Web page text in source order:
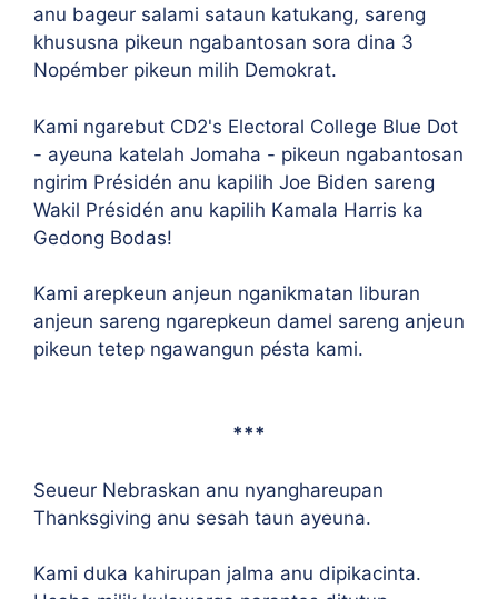
anu bageur salami sataun katukang, sareng
khususna pikeun ngabantosan sora dina 3
Nopémber pikeun milih Demokrat.
Kami ngarebut CD2's Electoral College Blue Dot
- ayeuna katelah Jomaha - pikeun ngabantosan
ngirim Présidén anu kapilih Joe Biden sareng
Wakil Présidén anu kapilih Kamala Harris ka
Gedong Bodas!
Kami arepkeun anjeun nganikmatan liburan
anjeun sareng ngarepkeun damel sareng anjeun
pikeun tetep ngawangun pésta kami.
***
Seueur Nebraskan anu nyanghareupan
Thanksgiving anu sesah taun ayeuna.
Kami duka kahirupan jalma anu dipikacinta.